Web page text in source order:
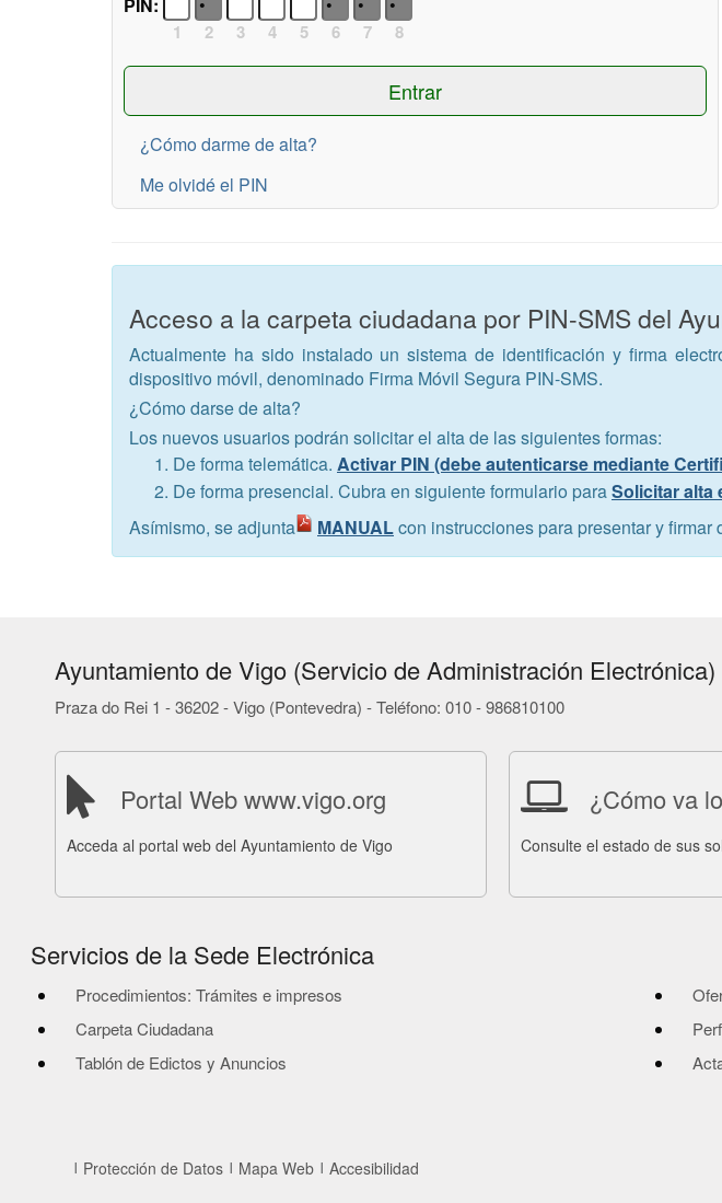
1 2 3 4 5 6 7 8
¿Cómo darme de alta?
Me olvidé el PIN
Acceso a la carpeta ciudadana por PIN-SMS del
Actualmente ha sido instalado un sistema de identificación y firma
dispositivo móvil, denominado Firma Móvil Segura PIN-SMS.
¿Cómo darse de alta?
Los nuevos usuarios podrán solicitar el alta de las siguientes formas:
De forma telemática. Activar PIN (debe autenticarse mediante
De forma presencial. Cubra en siguiente formulario paraSolicitar alta
Asímismo, se adjunta
MANUALcon instrucciones para presentar y
Ayuntamiento de Vigo (Servicio de Administración Electrónica)
Praza do Rei 1 - 36202 - Vigo (Pontevedra) - Teléfono: 010 - 986810100
Portal Web www.vigo.org
Acceda al portal web del Ayuntamiento de Vigo
¿Cómo va
Consulte el estado de sus
Servicios de la Sede Electrónica
Procedimientos: Trámites e impresos
Carpeta Ciudadana
Tablón de Edictos y Anuncios
Protección de Datos Mapa Web Accesibilidad